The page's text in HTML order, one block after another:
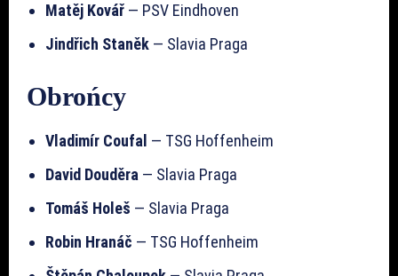
Matěj Kovář — PSV Eindhoven
Jindřich Staněk — Slavia Praga
Obrońcy
Vladimír Coufal — TSG Hoffenheim
David Douděra — Slavia Praga
Tomáš Holeš — Slavia Praga
Robin Hranáč — TSG Hoffenheim